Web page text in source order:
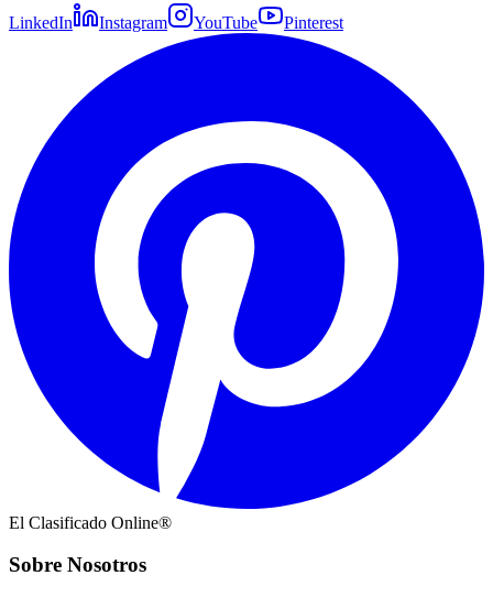
LinkedIn Instagram YouTube Pinterest
El Clasificado Online®
Sobre Nosotros